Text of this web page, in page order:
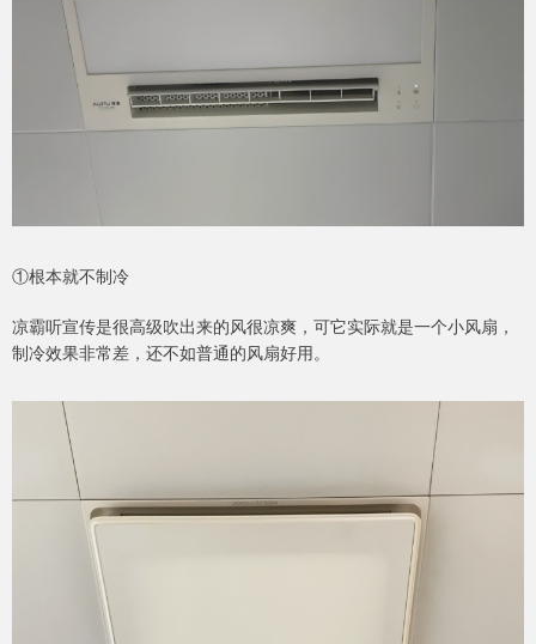
①根本就不制冷
凉霸听宣传是很高级吹出来的风很凉爽，可它实际就是一个小风扇，
制冷效果非常差，还不如普通的风扇好用。